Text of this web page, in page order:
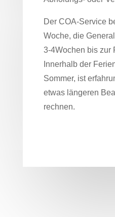
Der COA-Service
Woche, die
3-4Wochen bis zur
Innerhalb der
Sommer, ist
etwas längeren
rechnen.